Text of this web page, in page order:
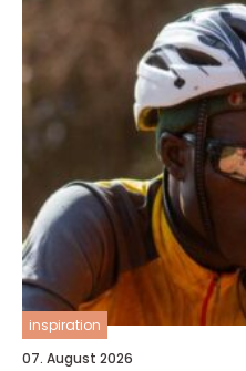
inspiration
07. August 2026